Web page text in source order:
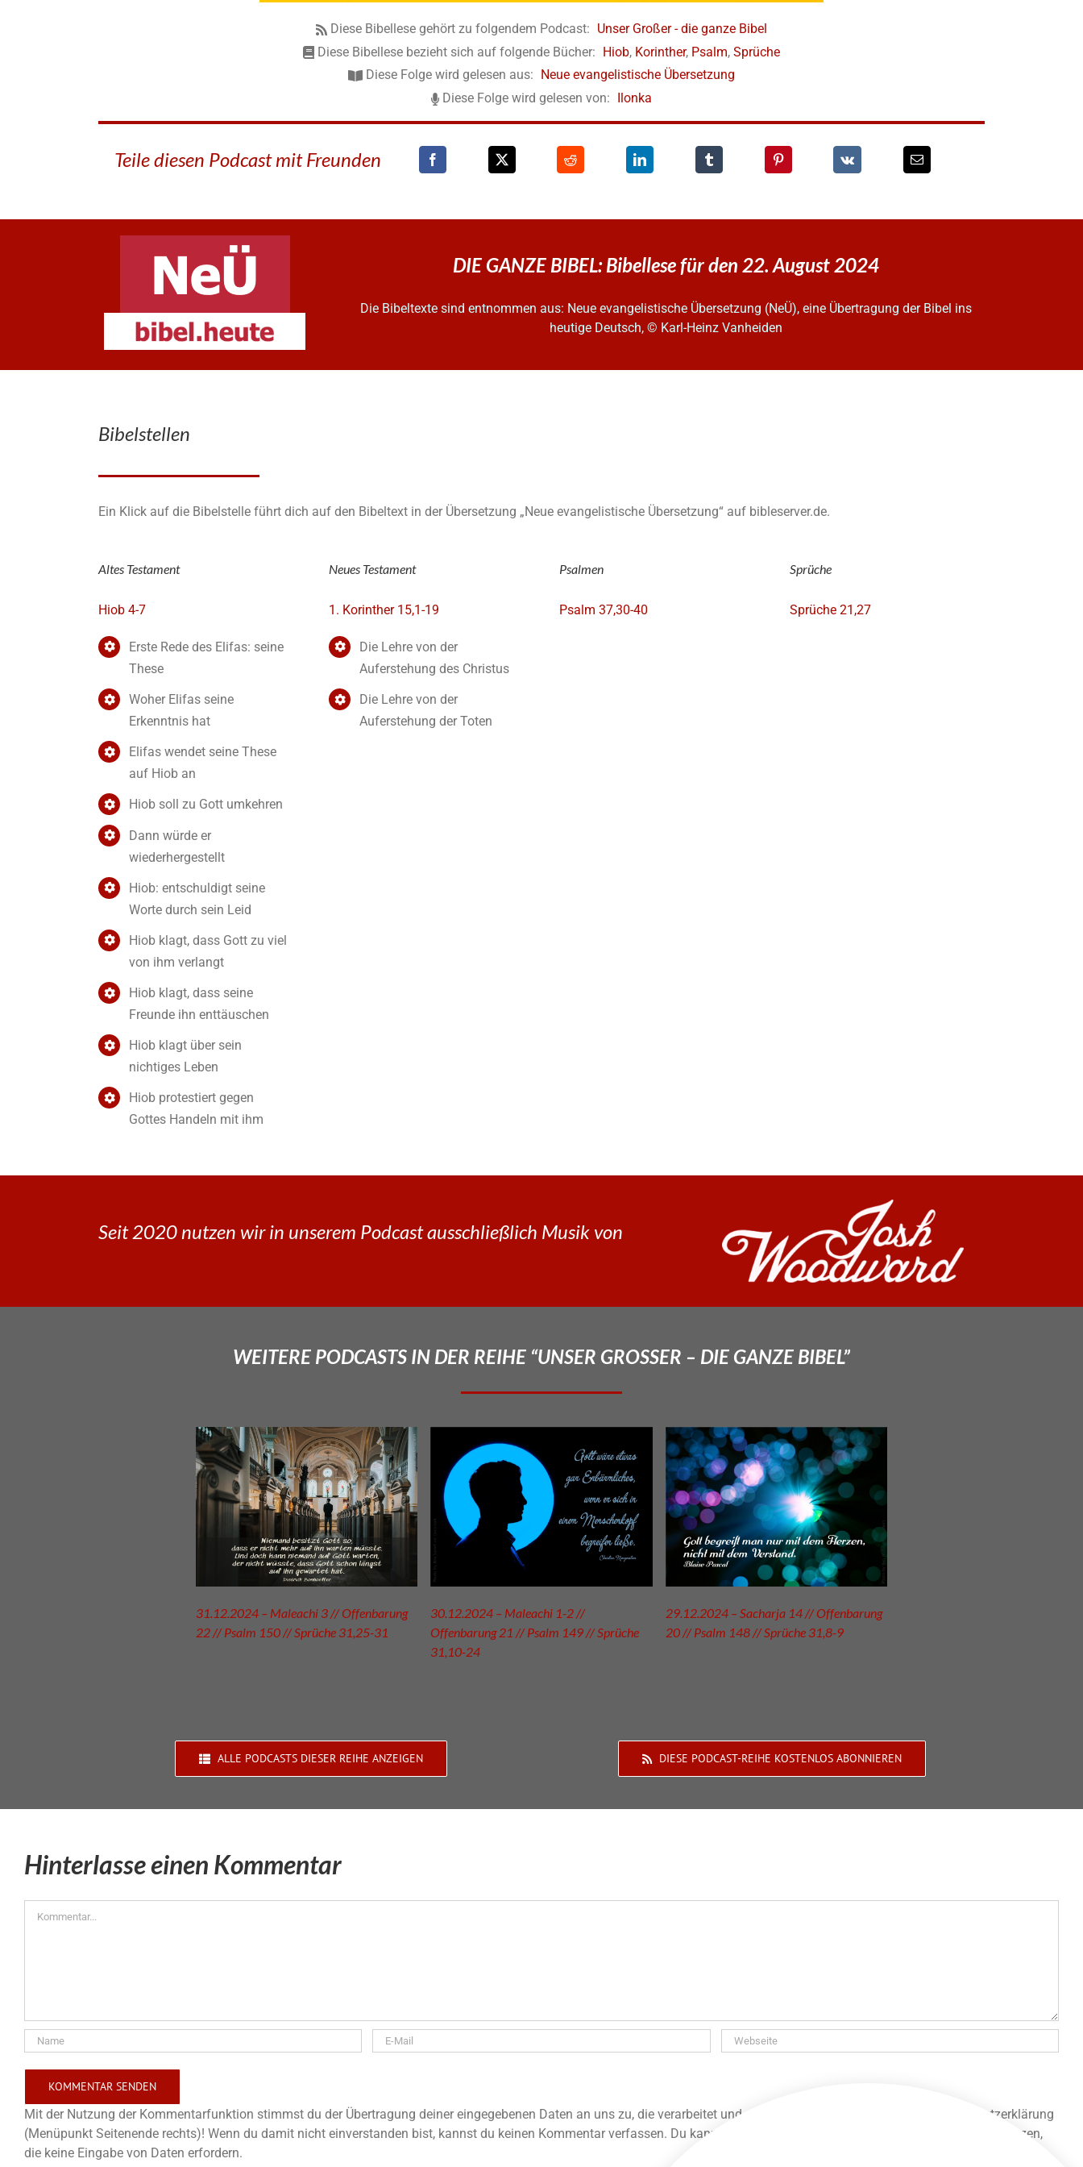
Diese Bibellese gehört zu folgendem Podcast: Unser Großer - die ganze Bibel
Diese Bibellese bezieht sich auf folgende Bücher: Hiob, Korinther, Psalm, Sprüche
Diese Folge wird gelesen aus:
Neue evangelistische Übersetzung
Diese Folge wird gelesen von:
Ilonka
Teile diesen Podcast mit Freunden
DIE GANZE BIBEL: Bibellese für den 22. August 2024
Die Bibeltexte sind entnommen aus: Neue evangelistische Übersetzung (NeÜ), eine Übertragung der Bibel ins
heutige Deutsch, © Karl-Heinz Vanheiden
Bibelstellen
Ein Klick auf die Bibelstelle führt dich auf den Bibeltext in der Übersetzung „Neue evangelistische Übersetzung“ auf bibleserver.de.
Altes Testament
Hiob 4-7
Erste Rede des Elifas: seine
These
Woher Elifas seine
Erkenntnis hat
Elifas wendet seine These
auf Hiob an
Hiob soll zu Gott umkehren
Dann würde er
wiederhergestellt
Hiob: entschuldigt seine
Worte durch sein Leid
Hiob klagt, dass Gott zu viel
von ihm verlangt
Hiob klagt, dass seine
Freunde ihn enttäuschen
Hiob klagt über sein
nichtiges Leben
Hiob protestiert gegen
Gottes Handeln mit ihm
Neues Testament
1. Korinther 15,1-19
Die Lehre von der
Auferstehung des Christus
Die Lehre von der
Auferstehung der Toten
Psalmen
Psalm 37,30-40
Sprüche
Sprüche 21,27
Seit 2020 nutzen wir in unserem Podcast ausschließlich Musik von
WEITERE PODCASTS IN DER REIHE “UNSER GROSSER – DIE GANZE BIBEL”
31.12.2024 – Maleachi 3 // Offenbarung
22 // Psalm 150 // Sprüche 31,25-31
30.12.2024 – Maleachi 1-2 //
Offenbarung 21 // Psalm 149 // Sprüche
31,10-24
29.12.2024 – Sacharja 14 // Offenbarung
20 // Psalm 148 // Sprüche 31,8-9
ALLE PODCASTS DIESER REIHE ANZEIGEN DIESE PODCAST-REIHE KOSTENLOS ABONNIEREN
Hinterlasse einen Kommentar
Mit der Nutzung der Kommentarfunktion stimmst du der Übertragung deiner eingegebenen Daten an uns zu, die verarbeitet und gespeichert werden. Lies unsere Datenschutzerklärung
(Menüpunkt Seitenende rechts)! Wenn du damit nicht einverstanden bist, kannst du keinen Kommentar verfassen. Du kannst unsere Seite lesen und alle anderen Funktionen nutzen,
die keine Eingabe von Daten erfordern.